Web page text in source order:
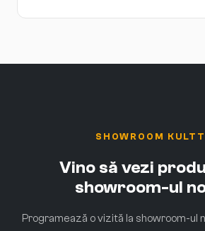
SHOWROOM
Vino să vezi
showroom-ul
Programează o vizită la showroom-ul